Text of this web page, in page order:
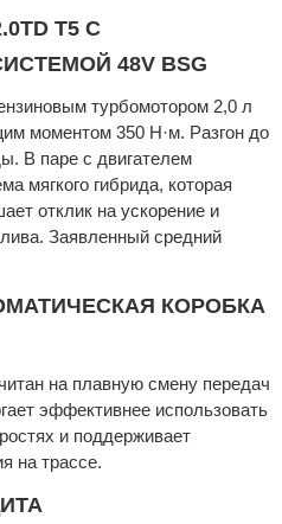
T5 С
48V BSG
турбомотором 2,0 л
моментом 350 Н·м. Разгон до
В паре с двигателем
мягкого гибрида, которая
отклик на ускорение и
Заявленный средний
КОРОБКА
на плавную смену передач
эффективнее использовать
и поддерживает
на трассе.